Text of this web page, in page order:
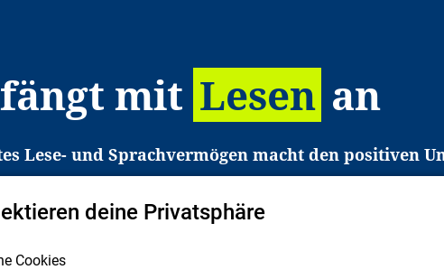
mit Lesen an
Lese- und Sprachvermögen macht den positiven
den Zugang zu Bildung und einem erfolgreichen
in Deutschland haben aber große Schwierigkeiten
gezielt an Familien sowie an Erzieher*innen,
Dafür arbeiten wir eng mit Ministerien,
deine Privatsphäre
Cookies